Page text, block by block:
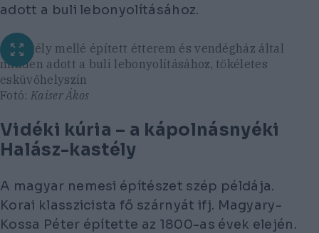
adott a buli lebonyolításához.
A kastély mellé épített étterem és vendégház által
minden adott a buli lebonyolításához, tökéletes
esküvőhelyszín
Fotó: Kaiser Ákos
Vidéki kúria – a kápolnásnyéki
Halász-kastély
A magyar nemesi építészet szép példája.
Korai klasszicista fő szárnyát ifj. Magyary-
Kossa Péter építette az 1800-as évek elején.